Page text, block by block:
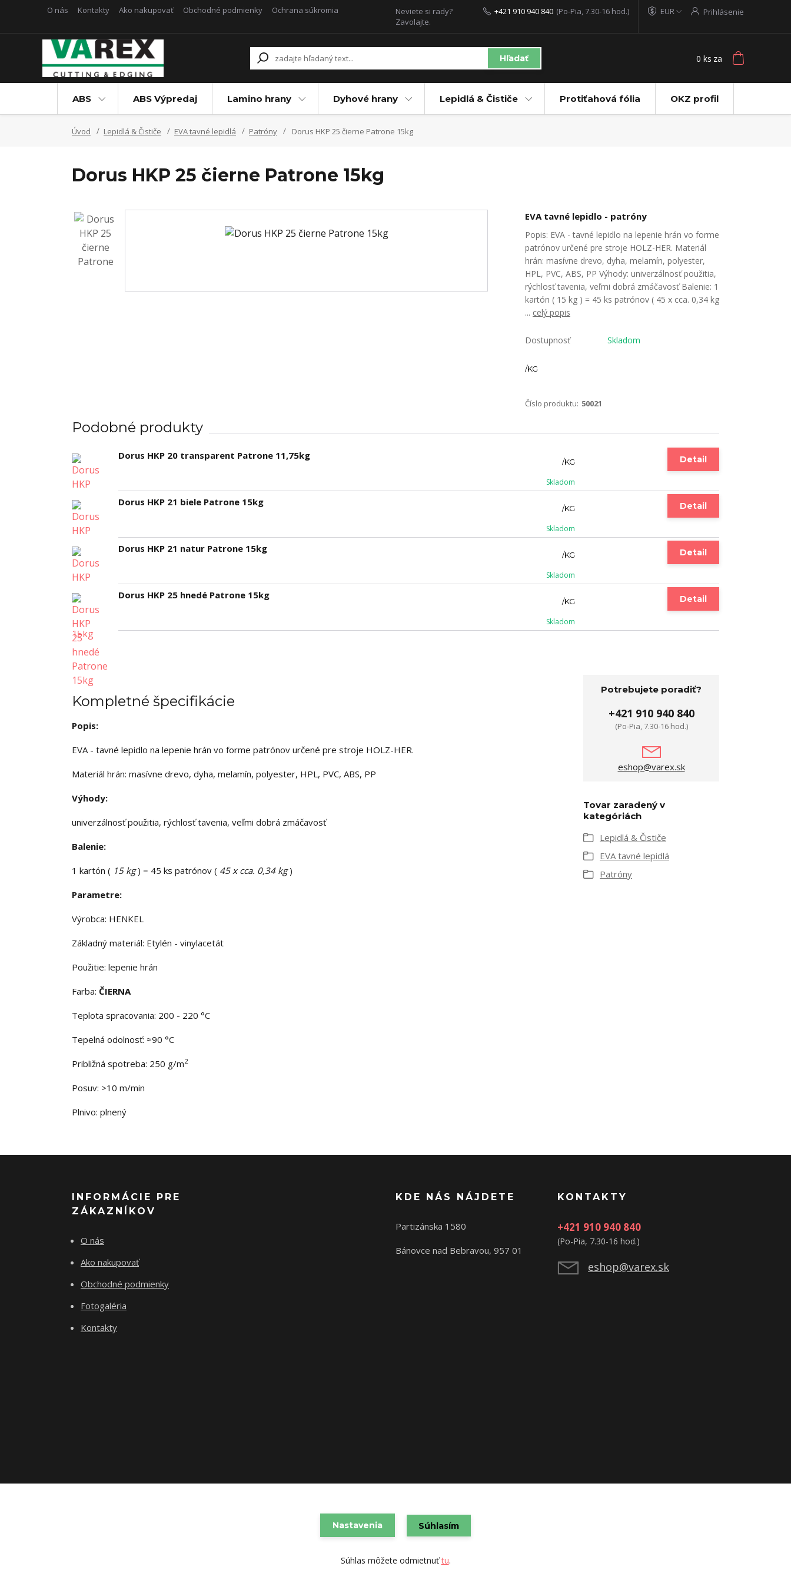
O nás Kontakty Ako nakupovať Obchodné podmienky Ochrana súkromia EUR Prihlásenie
Hľadať
Neviete si rady?
Zavolajte.
+421 910 940 840 (Po-Pia, 7.30-16 hod.)
0 ks za
ABS ABS Výpredaj Lamino hrany Dyhové hrany Lepidlá & Čističe Protiťahová fólia OKZ profil
Úvod Lepidlá & Čističe EVA tavné lepidlá Patróny Dorus HKP 25 čierne Patrone 15kg
Dorus HKP 25 čierne Patrone 15kg
EVA tavné lepidlo - patróny
Popis: EVA - tavné lepidlo na lepenie hrán vo forme
patrónov určené pre stroje HOLZ-HER. Materiál
hrán: masívne drevo, dyha, melamín, polyester,
HPL, PVC, ABS, PP Výhody: univerzálnosť použitia,
rýchlosť tavenia, veľmi dobrá zmáčavosť Balenie: 1
kartón ( 15 kg ) = 45 ks patrónov ( 45 x cca. 0,34 kg
... celý popis
Dostupnosť Skladom
/KG
Číslo produktu: 50021
Podobné produkty
Dorus HKP 20 transparent Patrone 11,75kg
/KG
Skladom
Detail
Dorus HKP 21 biele Patrone 15kg
/KG
Skladom
Detail
Dorus HKP 21 natur Patrone 15kg
/KG
Skladom
Detail
Dorus HKP 25 hnedé Patrone 15kg
/KG
Skladom
Detail
Kompletné špecifikácie
Popis:
EVA - tavné lepidlo na lepenie hrán vo forme patrónov určené pre stroje HOLZ-HER.
Materiál hrán: masívne drevo, dyha, melamín, polyester, HPL, PVC, ABS, PP
Výhody:
univerzálnosť použitia, rýchlosť tavenia, veľmi dobrá zmáčavosť
Balenie:
1 kartón ( 15 kg) = 45 ks patrónov ( 45 x cca. 0,34 kg)
Parametre:
Výrobca: HENKEL
Základný materiál: Etylén - vinylacetát
Použitie: lepenie hrán
Farba: ČIERNA
Teplota spracovania: 200 - 220 °C
Tepelná odolnosť: ≈90 °C
Približná spotreba: 250 g/m2
Posuv: >10 m/min
Plnivo: plnený
Potrebujete poradiť?
+421 910 940 840
(Po-Pia, 7.30-16 hod.)
eshop@varex.sk
Tovar zaradený v
kategóriách
Lepidlá & Čističe
EVA tavné lepidlá
Patróny
INFORMÁCIE PRE
ZÁKAZNÍKOV
O nás
Ako nakupovať
Obchodné podmienky
Fotogaléria
Kontakty
KDE NÁS NÁJDETE
Partizánska 1580
Bánovce nad Bebravou, 957 01
KONTAKTY
+421 910 940 840
(Po-Pia, 7.30-16 hod.)
eshop@varex.sk
VAREX SLOVAKIA s.r.o. 2021
Vytvorené na
Nastavenia Súhlasím
Súhlas môžete odmietnuťtu.